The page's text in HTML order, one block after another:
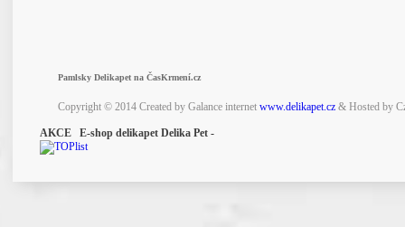
Pamlsky Delikapet na ČasKrmení.cz
Copyright © 2014 Created by Galance internet www.delikapet.cz& Hosted by
AKCE E-shop delikapet Delika Pet -